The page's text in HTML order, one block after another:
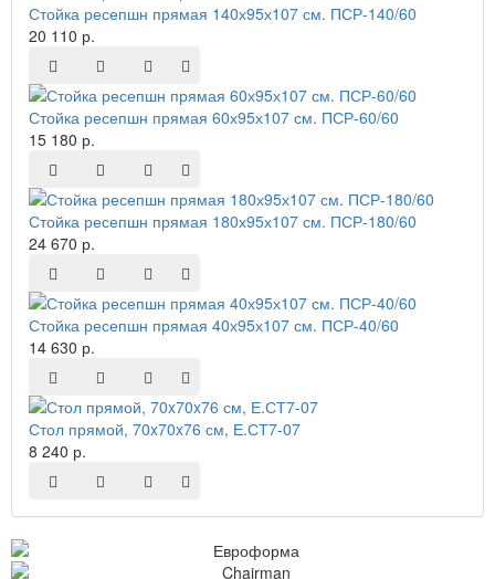
Стойка ресепшн прямая 140х95х107 см. ПСР-140/60
20 110 р.
Стойка ресепшн прямая 60х95х107 см. ПСР-60/60
15 180 р.
Стойка ресепшн прямая 180х95х107 см. ПСР-180/60
24 670 р.
Стойка ресепшн прямая 40х95х107 см. ПСР-40/60
14 630 р.
Стол прямой, 70x70x76 см, Е.СТ7-07
8 240 р.